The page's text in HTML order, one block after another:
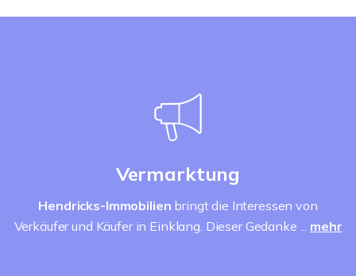
Vermarktung
Hendricks-Immobilien bringt die Interessen von
Verkäufer und Käufer in Einklang. Dieser Gedanke ... mehr